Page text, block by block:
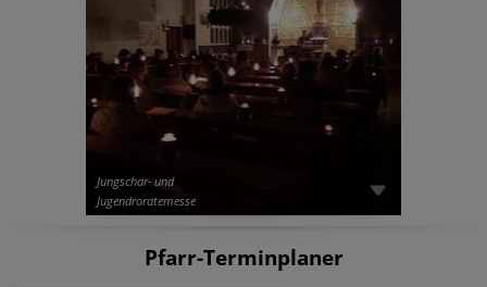
Jungschar- und
Jugendroratemesse
Pfarr-Terminplaner